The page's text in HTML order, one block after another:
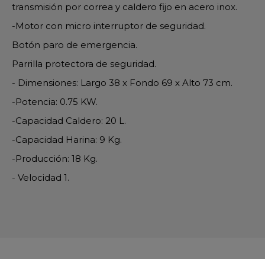
transmisión por correa y caldero fijo en acero inox.
-Motor con micro interruptor de seguridad.
Botón paro de emergencia.
Parrilla protectora de seguridad.
- Dimensiones: Largo 38 x Fondo 69 x Alto 73 cm.
-Potencia: 0.75 KW.
-Capacidad Caldero: 20 L.
-Capacidad Harina: 9 Kg.
-Producción: 18 Kg.
- Velocidad 1.